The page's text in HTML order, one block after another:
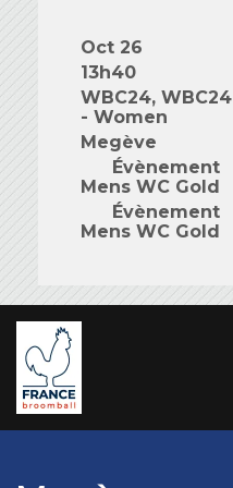
Oct 26
13h40
WBC24, WBC24
- Women
Megève
Évènement
Mens WC Gold
Évènement
Mens WC Gold